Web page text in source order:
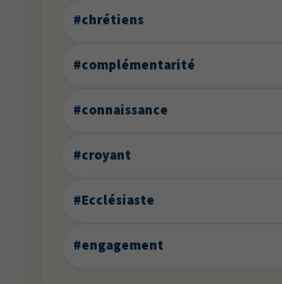
#chrétiens
#complémentarité
#connaissance
#croyant
#Ecclésiaste
#engagement